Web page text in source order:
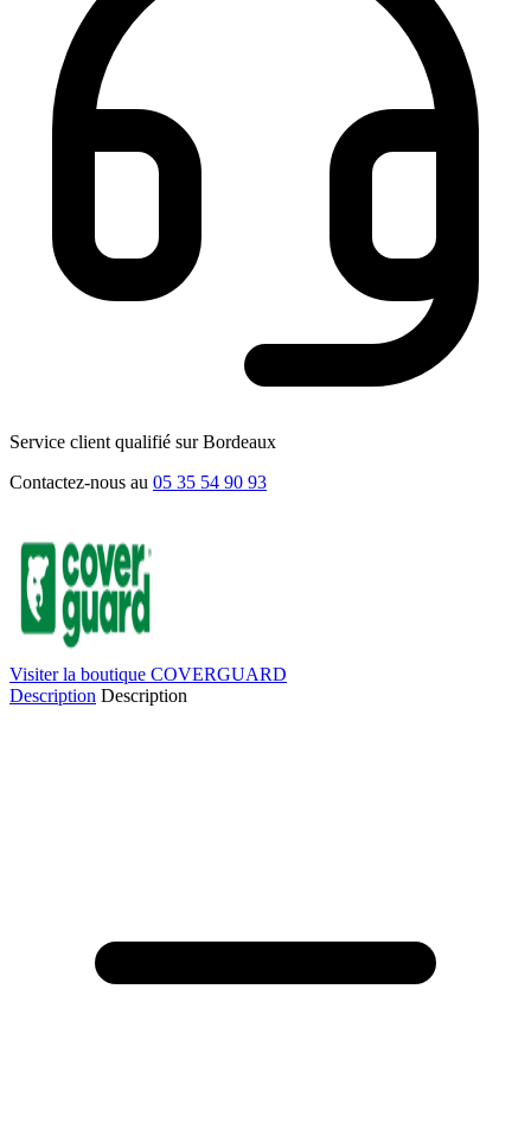
Service client qualifié sur Bordeaux
Contactez-nous au 05 35 54 90 93
Visiter la boutique COVERGUARD
Description Description